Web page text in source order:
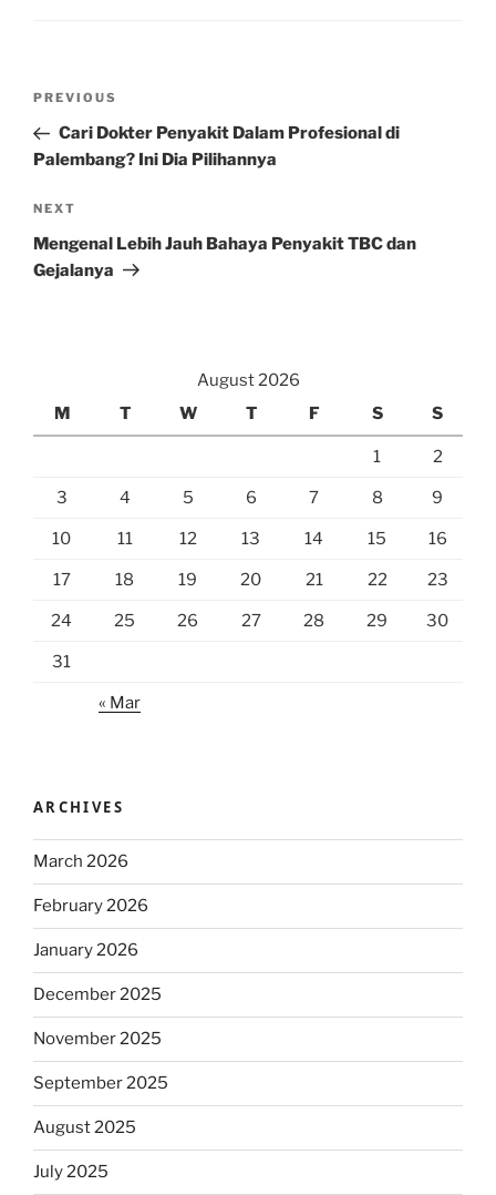
Previous
Post
PREVIOUS
Cari Dokter Penyakit Dalam Profesional di
Palembang? Ini Dia Pilihannya
Next
Post
NEXT
Mengenal Lebih Jauh Bahaya Penyakit TBC dan
Gejalanya
August 2026
M
T W T F S S
1 2
3 4 5 6 7 8 9
10 11 12 13 14 15 16
17 18 19 20 21 22 23
24 25 26 27 28 29 30
31
« Mar
ARCHIVES
March 2026
February 2026
January 2026
December 2025
November 2025
September 2025
August 2025
July 2025